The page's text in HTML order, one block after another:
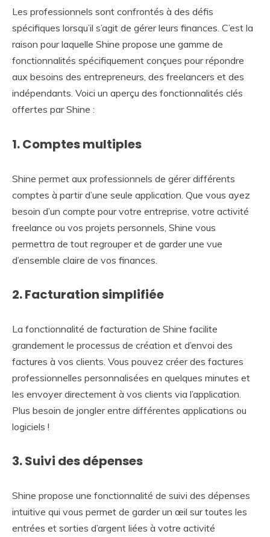
Les professionnels sont confrontés à des défis
spécifiques lorsqu’il s’agit de gérer leurs finances. C’est la
raison pour laquelle Shine propose une gamme de
fonctionnalités spécifiquement conçues pour répondre
aux besoins des entrepreneurs, des freelancers et des
indépendants. Voici un aperçu des fonctionnalités clés
offertes par Shine :
1. Comptes multiples
Shine permet aux professionnels de gérer différents
comptes à partir d’une seule application. Que vous ayez
besoin d’un compte pour votre entreprise, votre activité
freelance ou vos projets personnels, Shine vous
permettra de tout regrouper et de garder une vue
d’ensemble claire de vos finances.
2. Facturation simplifiée
La fonctionnalité de facturation de Shine facilite
grandement le processus de création et d’envoi des
factures à vos clients. Vous pouvez créer des factures
professionnelles personnalisées en quelques minutes et
les envoyer directement à vos clients via l’application.
Plus besoin de jongler entre différentes applications ou
logiciels !
3. Suivi des dépenses
Shine propose une fonctionnalité de suivi des dépenses
intuitive qui vous permet de garder un œil sur toutes les
entrées et sorties d’argent liées à votre activité